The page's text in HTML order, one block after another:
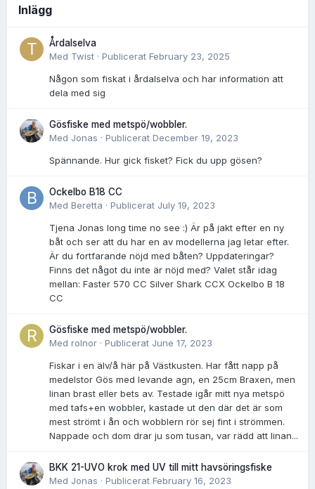
Inlägg
Årdalselva
Med Twist · Publicerat February 23, 2025
Någon som fiskat i årdalselva och har information att
dela med sig
Gösfiske med metspö/wobbler.
Med Jonas · Publicerat December 19, 2023
Spännande. Hur gick fisket? Fick du upp gösen?
Ockelbo B18 CC
Med Beretta · Publicerat July 19, 2023
Tjena Jonas long time no see :) Är på jakt efter en ny
båt och ser att du har en av modellerna jag letar efter.
Är du fortfarande nöjd med båten? Uppdateringar?
Finns det något du inte är nöjd med? Valet står idag
mellan: Faster 570 CC Silver Shark CCX Ockelbo B 18
CC
Gösfiske med metspö/wobbler.
Med rolnor · Publicerat June 17, 2023
Fiskar i en älv/å här på Västkusten. Har fått napp på
medelstor Gös med levande agn, en 25cm Braxen, men
linan brast eller bets av. Testade igår mitt nya metspö
med tafs+en wobbler, kastade ut den där det är som
mest strömt i ån och wobblern rör sej fint i strömmen.
Nappade och dom drar ju som tusan, var rädd att linan...
BKK 21-UVO krok med UV till mitt havsöringsfiske
Med Jonas · Publicerat February 16, 2023